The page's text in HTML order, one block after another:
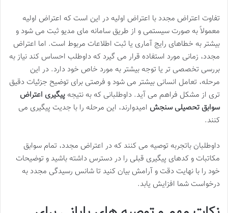
تفاوت اعتراض مجدد با اعتراض اولیه در این است که اعتراض اولیه
معمولاً به صورت سیستمی و از طریق سامانه مای مدیو ثبت می شود و
بیشتر به خطاهای رایج آماری یا ثبت اطلاعات مربوط است. اما اعتراض
مجدد، زمانی مورد استفاده قرار می گیرد که داوطلب احساس کند نیاز به
بررسی تخصصی تر یا توجه بیشتر به مورد خاص خود دارد. در این
مرحله، تعامل انسانی بیشتر می شود و فرصتی برای توضیح جزئیات دقیق
تری از مشکل فراهم می آید. داوطلبانی که به نتیجه پیگیری اعتراض
سوابق تحصیلی سنجش امیدوارند، این مرحله را با جدیت پیگیری می
کنند.
داوطلبان باتجربه توصیه می کنند که در اعتراض مجدد، تمام سوابق
مکاتبات و کدهای پیگیری قبلی را در دسترس داشته باشید و توضیحات
خود را با نهایت دقت و آرامش بیان کنید تا شانس رسیدگی مجدد به
درخواست شما افزایش یابد.